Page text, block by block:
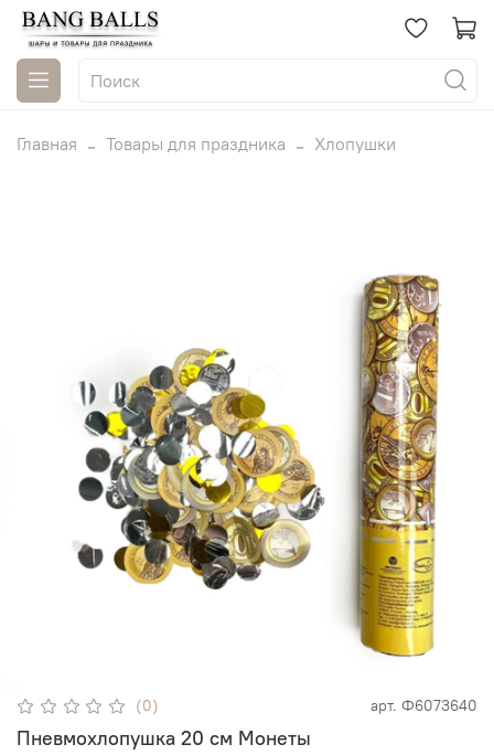
Главная Товары для праздника Хлопушки
(0) арт. Ф6073640
Пневмохлопушка 20 см Монеты